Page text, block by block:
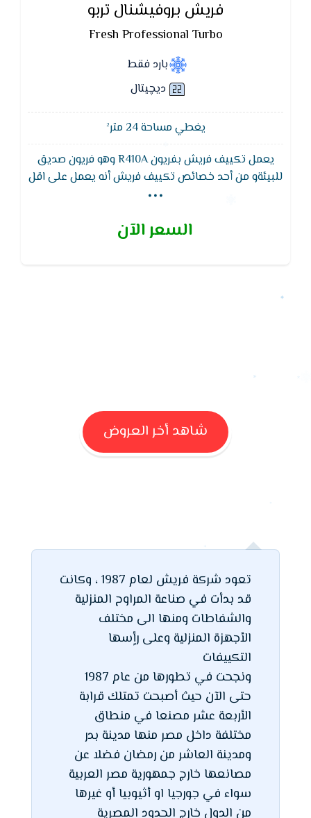
فريش بروفيشنال تربو
Fresh Professional Turbo
بارد فقط
ديچيتال
يغطي مساحة 24 متر²
يعمل تكييف فريش بفريون R410A وهو فريون صديق
للبيئةو من أحد خصائص تكييف فريش أنه يعمل على اقل
ضغط للكهرباء مما يوفر فى استهلاك الكهرباء بصورة
من اهم مزاياه ان تكييف فريش بضمان سنوات شامله
...
السعر الآن
شاهد أخر العروض
تعود شركة فريش لعام 1987 ، وكانت
قد بدأت في صناعة المراوح المنزلية
والشفاطات ومنها الى مختلف
الأجهزة المنزلية وعلى رأٍسها
التكييفات
ونجحت في تطورها من عام 1987
حتى الآن حيث أصبحت تمتلك قرابة
الأربعة عشر مصنعا في منطاق
مختلفة داخل مصر منها مدينة بدر
ومدينة العاشر من رمضان فضلا عن
مصانعها خارج جمهورية مصر العربية
سواء في جورجيا او أثيوبيا أو غيرها
من الدول خارج الحدود المصرية